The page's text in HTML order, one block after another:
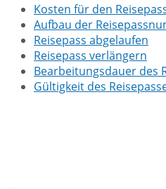
Kosten für den
Aufbau der
Reisepass abgelaufen
Reisepass verlängern
Bearbeitungsdauer des
Gültigkeit des